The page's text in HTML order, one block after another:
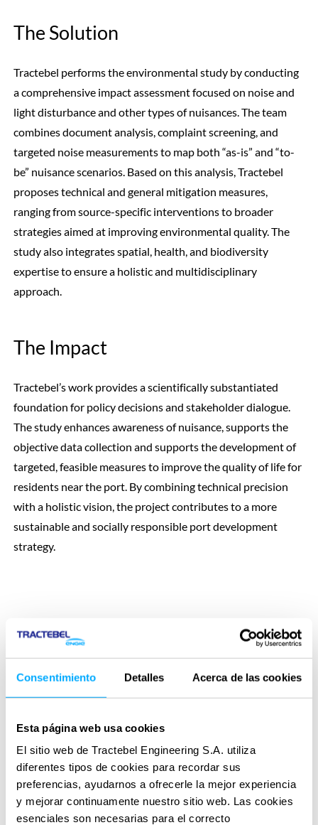
Consentimiento Detalles Acerca de las cookies
Esta página web usa cookies
El sitio web de Tractebel Engineering S.A. utiliza
diferentes tipos de cookies para recordar sus
preferencias, ayudarnos a ofrecerle la mejor experiencia
y mejorar continuamente nuestro sitio web. Las cookies
esenciales son necesarias para el correcto
The Solution
Tractebel performs the environmental study by conducting
a comprehensive impact assessment focused on noise and
light disturbance and other types of nuisances. The team
combines document analysis, complaint screening, and
targeted noise measurements to map both “as-is” and “to-
be” nuisance scenarios. Based on this analysis, Tractebel
proposes technical and general mitigation measures,
ranging from source-specific interventions to broader
strategies aimed at improving environmental quality. The
study also integrates spatial, health, and biodiversity
expertise to ensure a holistic and multidisciplinary
approach.
The Impact
Tractebel’s work provides a scientifically substantiated
foundation for policy decisions and stakeholder dialogue.
The study enhances awareness of nuisance, supports the
objective data collection and supports the development of
targeted, feasible measures to improve the quality of life for
residents near the port. By combining technical precision
with a holistic vision, the project contributes to a more
sustainable and socially responsible port development
strategy.